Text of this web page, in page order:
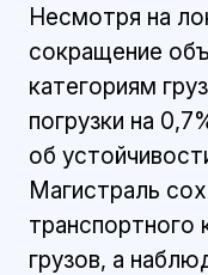
Несмотря на
сокращение
категориям
погрузки на
об
Магистраль
транспортного
грузов, а